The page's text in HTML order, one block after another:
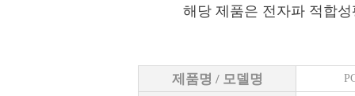
해당 제품은 전자파 적합
제품명 / 모델명